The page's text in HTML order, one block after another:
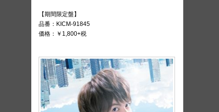
【期間限定盤】
品番：KICM-91845
価格：￥1,800+税